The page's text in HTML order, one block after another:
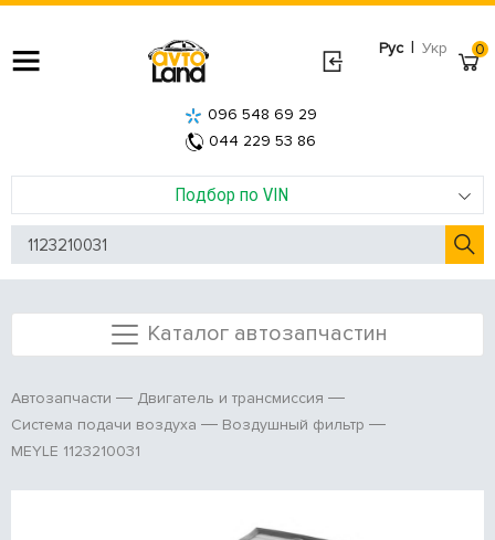
Рус | Укр
Подбор по VIN
096 548 69 29
044 229 53 86
0
Каталог автозапчастин
Автозапчасти
Двигатель и трансмиссия
Система подачи воздуха
Воздушный фильтр
MEYLE 1123210031